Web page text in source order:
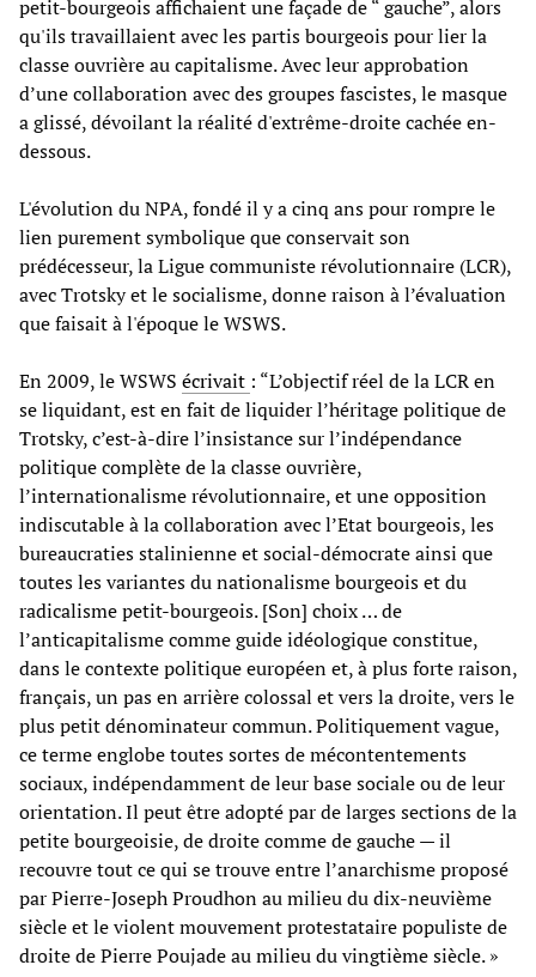
petit-bourgeois affichaient une façade de “ gauche”, alors
qu'ils travaillaient avec les partis bourgeois pour lier la
classe ouvrière au capitalisme. Avec leur approbation
d’une collaboration avec des groupes fascistes, le masque
a glissé, dévoilant la réalité d'extrême-droite cachée en-
dessous.
L'évolution du NPA, fondé il y a cinq ans pour rompre le
lien purement symbolique que conservait son
prédécesseur, la Ligue communiste révolutionnaire (LCR),
avec Trotsky et le socialisme, donne raison à l’évaluation
que faisait à l'époque le WSWS.
En 2009, le WSWS écrivait : “L’objectif réel de la LCR en
se liquidant, est en fait de liquider l’héritage politique de
Trotsky, c’est-à-dire l’insistance sur l’indépendance
politique complète de la classe ouvrière,
l’internationalisme révolutionnaire, et une opposition
indiscutable à la collaboration avec l’Etat bourgeois, les
bureaucraties stalinienne et social-démocrate ainsi que
toutes les variantes du nationalisme bourgeois et du
radicalisme petit-bourgeois. [Son] choix … de
l’anticapitalisme comme guide idéologique constitue,
dans le contexte politique européen et, à plus forte raison,
français, un pas en arrière colossal et vers la droite, vers le
plus petit dénominateur commun. Politiquement vague,
ce terme englobe toutes sortes de mécontentements
sociaux, indépendamment de leur base sociale ou de leur
orientation. Il peut être adopté par de larges sections de la
petite bourgeoisie, de droite comme de gauche — il
recouvre tout ce qui se trouve entre l’anarchisme proposé
par Pierre-Joseph Proudhon au milieu du dix-neuvième
siècle et le violent mouvement protestataire populiste de
droite de Pierre Poujade au milieu du vingtième siècle. »